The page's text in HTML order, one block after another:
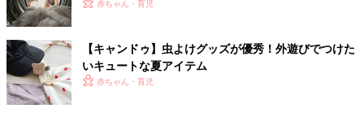
赤ちゃん・育児
【キャンドゥ】虫よけグッズが優秀！外遊びでつけた
いキュートな夏アイテム
赤ちゃん・育児